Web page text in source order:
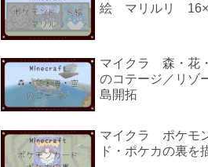
絵 マリルリ
マイクラ 森・花
のコテージ／リゾ
島開拓
マイクラ ポケモ
ド・ポケカの裏を